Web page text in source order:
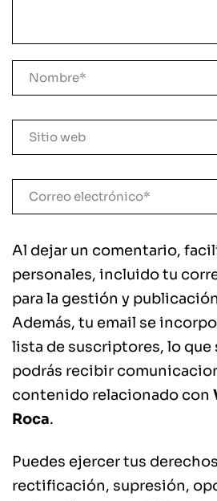
Al dejar un comentario,
personales, incluido tu
para la gestión y
Además, tu email se
lista de suscriptores, lo
podrás recibir
contenido relacionado con
Roca.
Puedes ejercer tus
rectificación, supresión,